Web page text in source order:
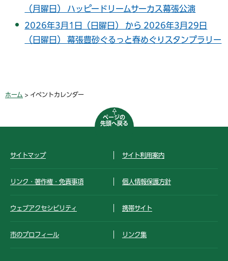
（月曜日） ハッピードリームサーカス幕張公演
2026年3月1日（日曜日） から 2026年3月29日
（日曜日） 幕張豊砂ぐるっと春めぐりスタンプラリー
ホーム > イベントカレンダー
ページの
先頭へ戻る
サイトマップ サイト利用案内
リンク・著作権・免責事項 個人情報保護方針
ウェブアクセシビリティ 携帯サイト
市のプロフィール リンク集